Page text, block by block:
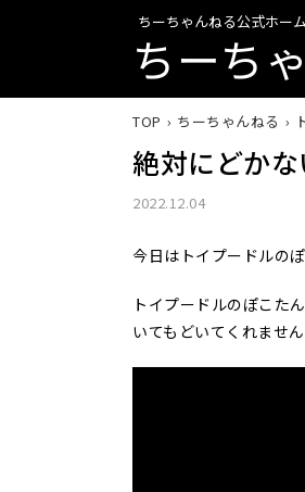
ちーちゃんねる公式ホー
ちーち
TOP ちーちゃんねる
絶対にどか
2022.12.04
今日はトイプードルの
トイプードルのぽこた
いてもどいてくれませ